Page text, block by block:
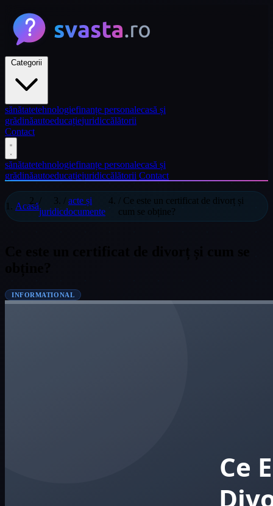
sănătatetehnologiefinanțe personalecasă și
grădinăautoeducațiejuridiccălătorii
Contact
sănătatetehnologiefinanțe personalecasă și
grădinăautoeducațiejuridiccălătorii Contact
Acasă
juridic
acte și
documente
/ Ce este un certificat de divorț și
cum se obține?
INFORMATIONAL